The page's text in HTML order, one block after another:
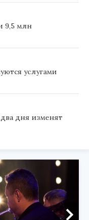
9,5 млн
услугами
дня изменят